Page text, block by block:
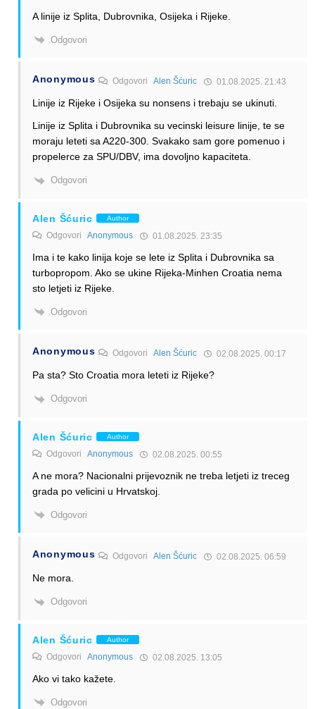
A linije iz Splita, Dubrovnika, Osijeka i Rijeke.
Odgovori
Anonymous OdgovoriAlen Šćuric 01.08.2025. 21:43
Linije iz Rijeke i Osijeka su nonsens i trebaju se ukinuti.
Linije iz Splita i Dubrovnika su vecinski leisure linije, te se
moraju leteti sa A220-300. Svakako sam gore pomenuo i
propelerce za SPU/DBV, ima dovoljno kapaciteta.
Odgovori
Alen Šćuric Author
Odgovori Anonymous 01.08.2025. 23:35
Ima i te kako linija koje se lete iz Splita i Dubrovnika sa
turbopropom. Ako se ukine Rijeka-Minhen Croatia nema
sto letjeti iz Rijeke.
Odgovori
Anonymous OdgovoriAlen Šćuric 02.08.2025. 00:17
Pa sta? Sto Croatia mora leteti iz Rijeke?
Odgovori
Alen Šćuric Author
Odgovori Anonymous 02.08.2025. 00:55
A ne mora? Nacionalni prijevoznik ne treba letjeti iz treceg
grada po velicini u Hrvatskoj.
Odgovori
Anonymous OdgovoriAlen Šćuric 02.08.2025. 06:59
Ne mora.
Odgovori
Alen Šćuric Author
Odgovori Anonymous 02.08.2025. 13:05
Ako vi tako kažete.
Odgovori